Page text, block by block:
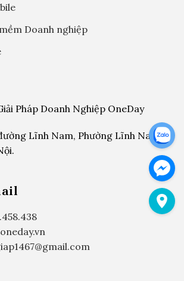
Doanh nghiệp
Pháp Doanh Nghiệp OneDay
Lĩnh Nam, Phường Lĩnh Nam,